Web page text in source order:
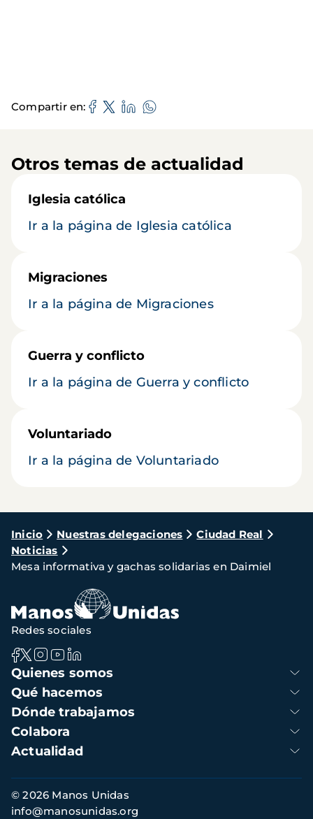
Compartir en
Otros temas de actualidad
Iglesia católica
Ir a la página de Iglesia católica
Migraciones
Ir a la página de Migraciones
Guerra y conflicto
Ir a la página de Guerra y conflicto
Voluntariado
Ir a la página de Voluntariado
Ruta
de
navegación
Inicio Nuestras delegaciones
Ciudad Real
Noticias
Mesa informativa y gachas solidarias en Daimiel
Navegación
principal
Quienes somos
Qué hacemos
Dónde trabajamos
Colabora
Actualidad
Redes sociales
Información
de
© 2026 Manos Unidas
info@manosunidas.org